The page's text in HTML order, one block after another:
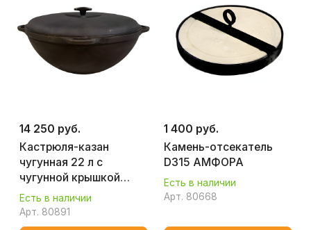
14 250 руб.
Кастрюля-казан
чугунная 22 л с
чугунной крышкой
АМФОРА
Есть в наличии
Арт. 80891
1 400 руб.
Камень-отсекатель
D315 АМФОРА
Есть в наличии
Арт. 80668